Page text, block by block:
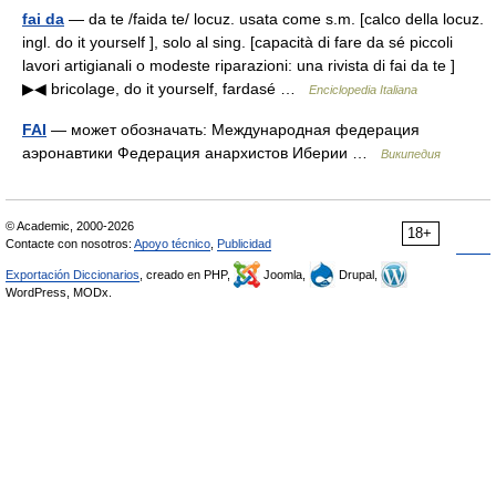
fai da — da te /faida te/ locuz. usata come s.m. [calco della locuz.
ingl. do it yourself ], solo al sing. [capacità di fare da sé piccoli
lavori artigianali o modeste riparazioni: una rivista di fai da te ]
▶◀ bricolage, do it yourself, fardasé …
Enciclopedia Italiana
FAI — может обозначать: Международная федерация
аэронавтики Федерация анархистов Иберии …
Википедия
18+
© Academic, 2000-2026
Contacte con nosotros: Apoyo técnico Publicidad
Exportación Diccionarios , creado en PHP, Joomla,
Drupal,
WordPress, MODx.